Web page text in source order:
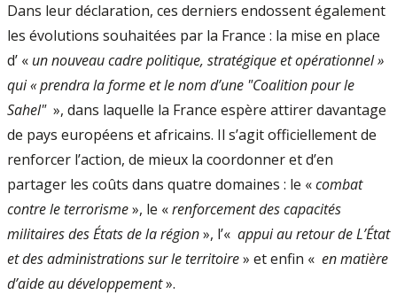
Dans leur déclaration, ces derniers endossent également
les évolutions souhaitées par la France : la mise en place
d’ « un nouveau cadre politique, stratégique et opérationnel »
qui « prendra la forme et le nom d’une "Coalition pour le
Sahel" », dans laquelle la France espère attirer davantage
de pays européens et africains. Il s’agit officiellement de
renforcer l’action, de mieux la coordonner et d’en
partager les coûts dans quatre domaines : le «combat
contre le terrorisme», le «renforcement des capacités
militaires des États de la région», l’« appui au retour de L’État
et des administrations sur le territoire» et enfin « en matière
d’aide au développement».